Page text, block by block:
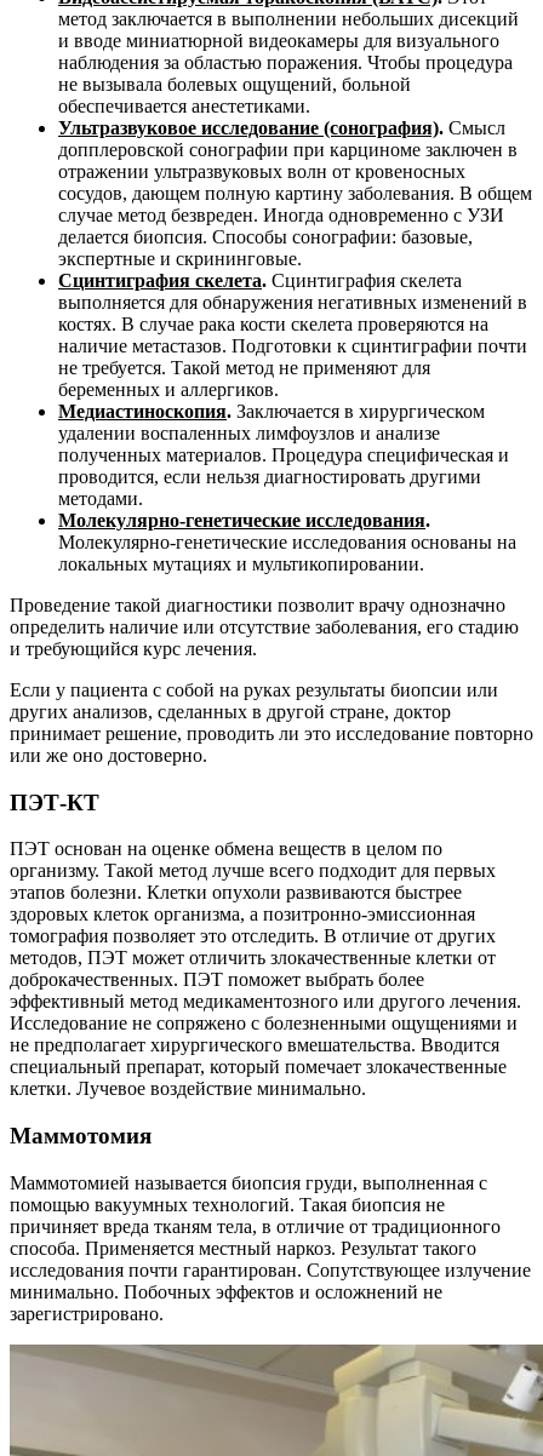
метод заключается в выполнении небольших дисекций
и вводе миниатюрной видеокамеры для визуального
наблюдения за областью поражения. Чтобы процедура
не вызывала болевых ощущений, больной
обеспечивается анестетиками.
Ультразвуковое исследование (сонография). Смысл
допплеровской сонографии при карциноме заключен в
отражении ультразвуковых волн от кровеносных
сосудов, дающем полную картину заболевания. В общем
случае метод безвреден. Иногда одновременно с УЗИ
делается биопсия. Способы сонографии: базовые,
экспертные и скрининговые.
Сцинтиграфия скелета. Сцинтиграфия скелета
выполняется для обнаружения негативных изменений в
костях. В случае рака кости скелета проверяются на
наличие метастазов. Подготовки к сцинтиграфии почти
не требуется. Такой метод не применяют для
беременных и аллергиков.
Медиастиноскопия. Заключается в хирургическом
удалении воспаленных лимфоузлов и анализе
полученных материалов. Процедура специфическая и
проводится, если нельзя диагностировать другими
методами.
Молекулярно-генетические исследования.
Молекулярно-генетические исследования основаны на
локальных мутациях и мультикопировании.
Проведение такой диагностики позволит врачу однозначно
определить наличие или отсутствие заболевания, его стадию
и требующийся курс лечения.
Если у пациента с собой на руках результаты биопсии или
других анализов, сделанных в другой стране, доктор
принимает решение, проводить ли это исследование повторно
или же оно достоверно.
ПЭТ-КТ
ПЭТ основан на оценке обмена веществ в целом по
организму. Такой метод лучше всего подходит для первых
этапов болезни. Клетки опухоли развиваются быстрее
здоровых клеток организма, а позитронно-эмиссионная
томография позволяет это отследить. В отличие от других
методов, ПЭТ может отличить злокачественные клетки от
доброкачественных. ПЭТ поможет выбрать более
эффективный метод медикаментозного или другого лечения.
Исследование не сопряжено с болезненными ощущениями и
не предполагает хирургического вмешательства. Вводится
специальный препарат, который помечает злокачественные
клетки. Лучевое воздействие минимально.
Маммотомия
Маммотомией называется биопсия груди, выполненная с
помощью вакуумных технологий. Такая биопсия не
причиняет вреда тканям тела, в отличие от традиционного
способа. Применяется местный наркоз. Результат такого
исследования почти гарантирован. Сопутствующее излучение
минимально. Побочных эффектов и осложнений не
зарегистрировано.